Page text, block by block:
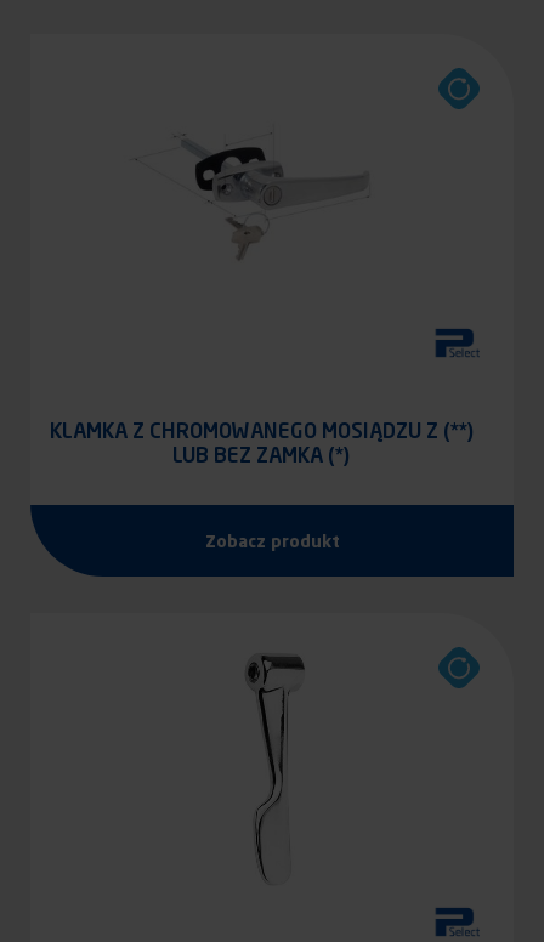
KLAMKA Z CHROMOWANEGO MOSIĄDZU Z (**)
LUB BEZ ZAMKA (*)
Zobacz produkt